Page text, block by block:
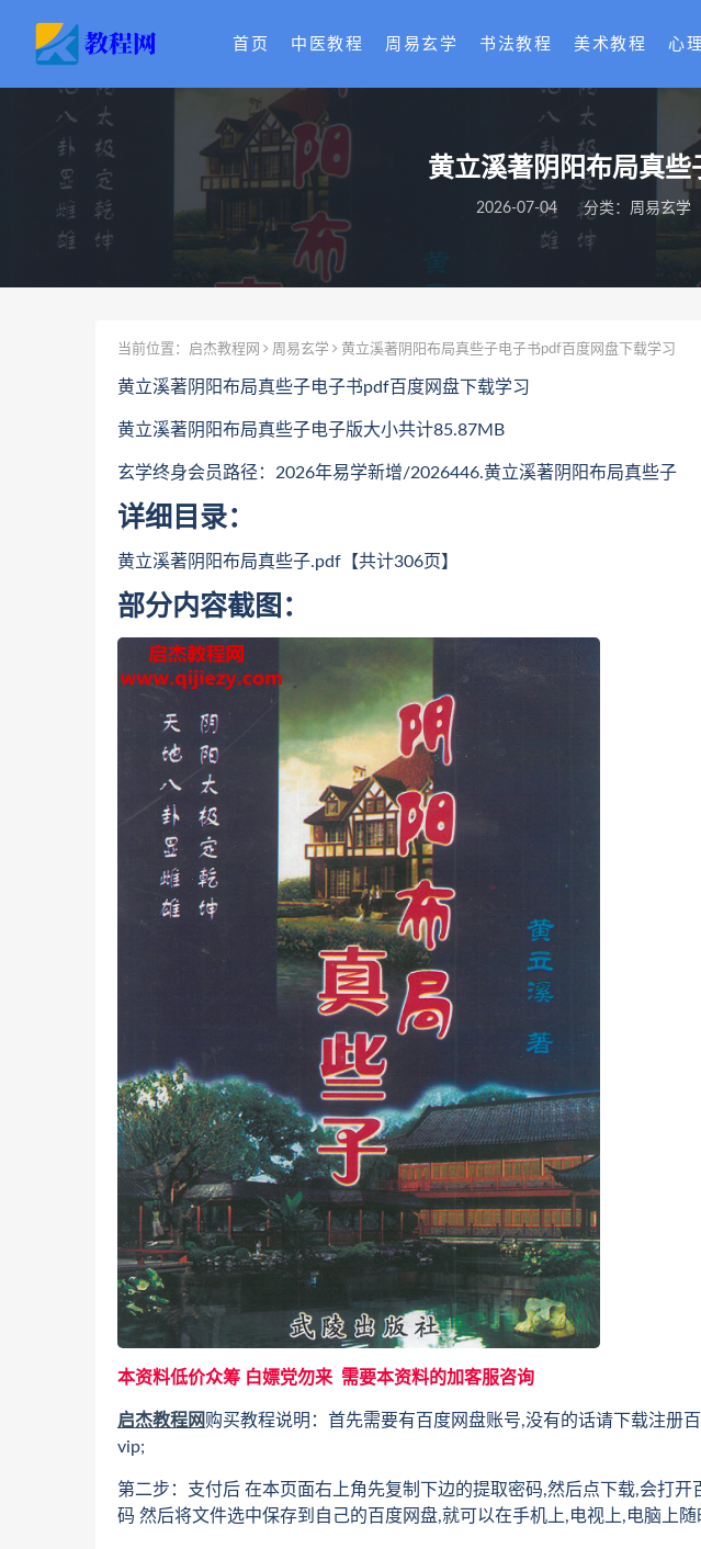
首页 中医教程 周易玄学 书法教程 美术教程 心
黄立溪著阴阳布局真
2026-07-04 分类： 周易玄学
当前位置： 启杰教程网 周易玄学 黄立溪著阴阳布局真些子电子书pdf百度网盘下载学习
黄立溪著阴阳布局真些子电子书pdf百度网盘下载学习
黄立溪著阴阳布局真些子电子版大小共计85.87MB
玄学终身会员路径：2026年易学新增/2026446.黄立溪著阴阳布局真些子
详细目录：
黄立溪著阴阳布局真些子.pdf【共计306页】
部分内容截图：
本资料低价众筹 白嫖党勿来 需要本资料的加客服咨询
启杰教程网购买教程说明：首先需要有百度网盘账号,没有的话请下载注册
vip;
第二步：支付后 在本页面右上角先复制下边的提取密码,然后点下载,会打
码 然后将文件选中保存到自己的百度网盘,就可以在手机上,电视上,电脑上